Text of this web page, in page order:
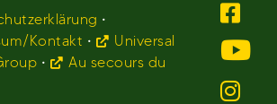
•
Kontakt •
Universal
•
Au secours du